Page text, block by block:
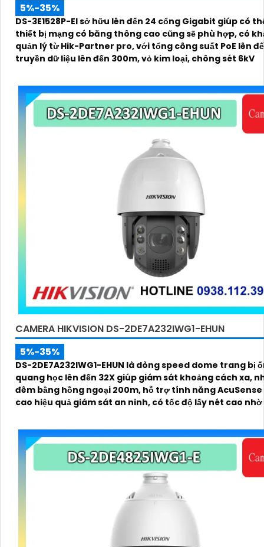
5%-35%
DS-3E1528P-EI sở hữu lên đến 24 cổng Gigabit giúp có
thiết bị mạng có băng thông cao cũng sẽ phù hợp, có
quản lý từ Hik-Partner pro, với tổng công suất PoE lên
truyền dữ liệu lên đến 300m, vỏ kim loại, chông sét 6kV
CAMERA HIKVISION DS-2DE7A232IWG1-EHUN
5%-35%
DS-2DE7A232IWG1-EHUN là dòng speed dome trang bị
quang học lên đến 32X giúp giám sát khoảng cách xa,
đêm bằng hồng ngoại 200m, hỗ trợ tính năng
cao hiệu quả giám sát an ninh, có tốc độ lấy nét cao